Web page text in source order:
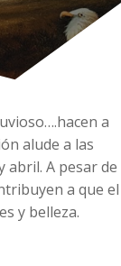
a
alude a las
abril. A pesar de
a que el
y belleza.